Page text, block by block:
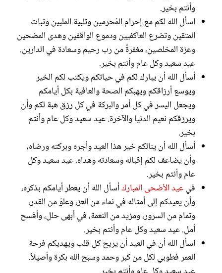
وأنتم بخير.
اسأل الله لكم مع إحرام المُحرمين وتلبية الملبين وثبات
المتقين وتضرع العاكفيين ودموع الواقفين وهدى المضحين
وعزة المخلصين، مغفرةً من رب رحيم وسعادة في الدارين.
عيد سعيد وكل عام وأنتم بخير.
أسأل الله أن يبارك لكم في حياتكم ويكتب لكم الخير
ويوسع أرزاقكم ويهبكم الصحة والعافية بكل أيامكم
ويجعل اليسر في كل أمر والبركة في كل رزق هبة لكم وأن
ويرزقكم نعيم الدنيا والآخرة. عيد سعيد وكل عام وأنتم
بخير.
أسأل الله أن ينالكم خير هذا العيد وأجره وبركته ورضاه،
وأن يضاعف لكم إقباله وسعادته وهداه. عيد سعيد وكل
عام وأنتم بخير.
فيعيد الأضحى المباركأسأل الله أن يعطر أيامكم بذكره،
وأن يعيدكم إلى أمثاله في نماء من العز، وعلوّ من القدر،
وتمام من السرور، ومزيد من النعمة، في أبهى حلل، وأفسح
أمل. عيد سعيد وكل عام وأنتم بخير.
اسأل الله أن في العيد أن يريح كل قلب ويهديكم فرحة
العمر فطوبي لكل من كبر وحمد وسبح الله بكرة وأصيلاً.